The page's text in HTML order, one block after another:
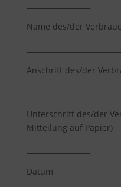
Name des/der
Anschrift des/der
Unterschrift des/der
Mitteilung auf Papier)
Datum